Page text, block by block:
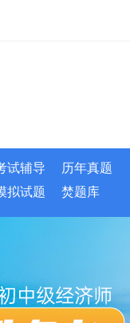
试辅导
历年真题
拟试题
焚题库